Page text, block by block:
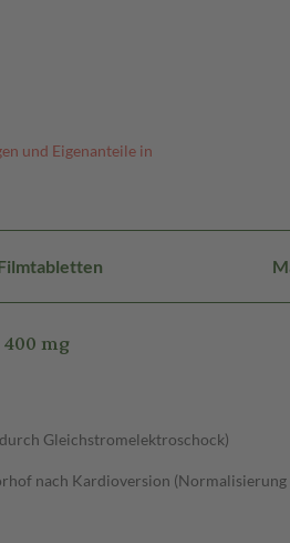
und Eigenanteile in
mg
Gleichstromelektroschock)
nach Kardioversion